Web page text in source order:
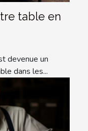
table en
devenue un
dans les...